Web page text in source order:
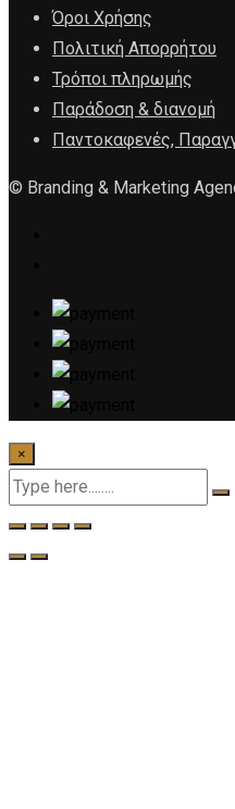
Όροι Χρήσης
Πολιτική Απορρήτου
Τρόποι πληρωμής
Παράδοση & διανομή
Παντοκαφενές,
© Branding & Marketing
×